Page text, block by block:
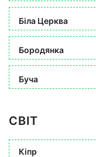
Біла Церква
Бородянка
Буча
СВІТ
Кіпр